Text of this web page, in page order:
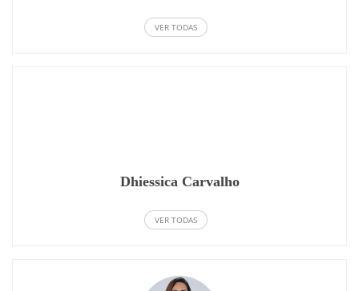
VER TODAS
Dhiessica Carvalho
VER TODAS